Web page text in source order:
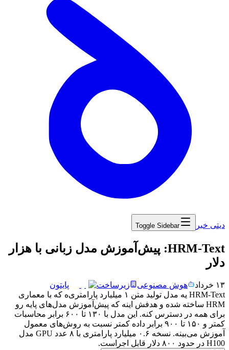
دیتی خبر Toggle Sidebar
‏HRM-Text: پیش‌آموزش مدل زبانی با هزار
دلار
۱۳ خرداد هوش مصنوعی زیرساخت
پایتون
HRM-Text یه مدل تولید متن ۱ میلیارد پارامتری‌ه که با معماری
HRM ساخته شده و هدفش اینه که پیش‌آموزش مدل‌های پایه رو
برای همه در دسترس کنه. این مدل با ۱۳۰ تا ۶۰۰ برابر محاسبات
کمتر و ۱۵۰ تا ۹۰۰ برابر داده کمتر نسبت به روش‌های معمول
آموزش می‌بینه. نسخه ۰.۶ میلیارد پارامتری با ۸ عدد GPU مدل
H100 در حدود ۸۰۰ دلار قابل اجراست.